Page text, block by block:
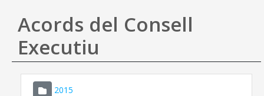
Ajuda
Acords del Consell
Executiu
2015